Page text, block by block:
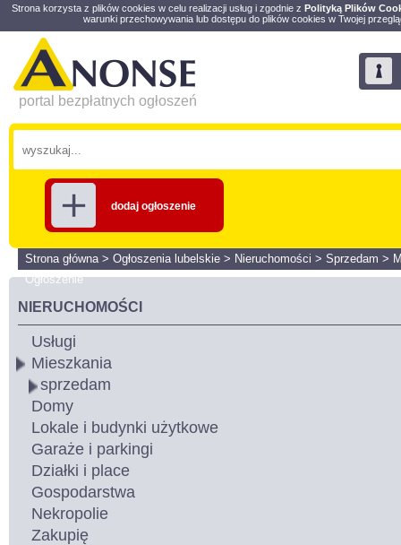
Strona korzysta z plików cookies w celu realizacji usług i zgodnie z Polityką Plików
warunki przechowywania lub dostępu do plików cookies w Twojej
portal bezpłatnych ogłoszeń
dodaj ogłoszenie
Strona główna> Ogłoszenia lubelskie > Nieruchomości > Sprzedam >
Ogłoszenie
NIERUCHOMOŚCI
Usługi
Mieszkania
sprzedam
Domy
Lokale i budynki użytkowe
Garaże i parkingi
Działki i place
Gospodarstwa
Nekropolie
Zakupię